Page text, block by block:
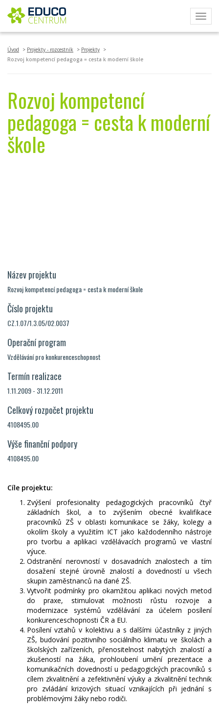
Úvod Projekty - rozcestník
Projekty
Rozvoj kompetencí pedagoga = cesta k moderní škole
Rozvoj kompetencí
pedagoga = cesta k moderní
škole
Název projektu
Rozvoj kompetencí pedagoga = cesta k moderní škole
Číslo projektu
CZ.1.07/1.3.05/02.0037
Operační program
Vzdělávání pro konkurenceschopnost
Termín realizace
1.11.2009 - 31.12.2011
Celkový rozpočet projektu
4108495.00
Výše finanční podpory
4108495.00
Cíle projektu:
Zvýšení profesionality pedagogických pracovníků čtyř
základních škol, a to zvýšením obecné kvalifikace
pracovníků ZŠ v oblasti komunikace se žáky, kolegy a
okolím školy a využitím ICT jako každodenního nástroje
pro tvorbu a aplikaci vzdělávacích programů ve vlastní
výuce.
Odstranění nerovností v dosavadních znalostech a tím
dosažení stejné úrovně znalostí a dovedností u všech
skupin zaměstnanců na dané ZŠ.
Vytvořit podmínky pro okamžitou aplikaci nových metod
do praxe, stimulovat možnosti růstu rozvoje a
modernizace systémů vzdělávání za účelem posílení
konkurenceschopnosti ČR a EU.
Posílení vztahů v kolektivu a s dalšími účastníky z jiných
ZŠ, budování pozitivního sociálního klimatu ve školách a
školských zařízeních, přenositelnost nabytých znalostí a
zkušeností na žáka, prohloubení umění prezentace a
komunikačních dovedností u pedagogických pracovníků s
cílem zkvalitnění a zefektivnění výuky a zkvalitnění technik
pro zvládání krizových situací vznikajících při jednání s
problémovými žáky nebo rodiči.